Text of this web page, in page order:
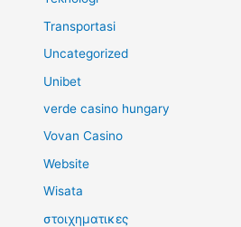
Transportasi
Uncategorized
Unibet
verde casino hungary
Vovan Casino
Website
Wisata
στοιχηματικες